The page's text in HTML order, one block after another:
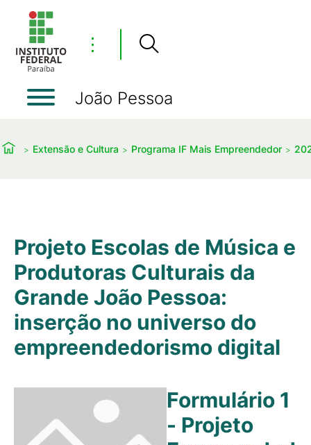
⋮
João Pessoa
Extensão e Cultura Programa IF Mais Empreendedor
Projeto Escolas de Música e
Produtoras Culturais da
Grande João Pessoa:
inserção no universo do
empreendedorismo digital
Formulário 1
- Projeto